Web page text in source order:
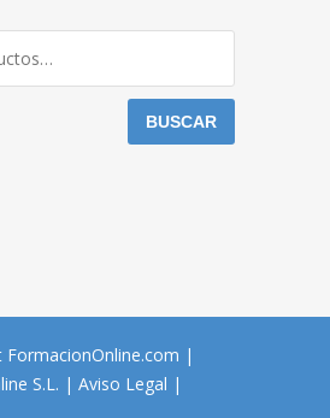
BUSCAR
FormacionOnline.com |
S.L. | Aviso Legal |